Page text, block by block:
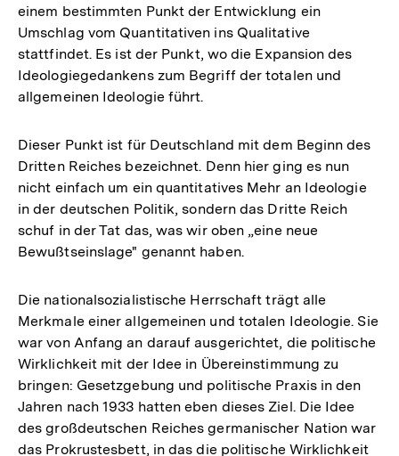
einem bestimmten Punkt der Entwicklung ein
Umschlag vom Quantitativen ins Qualitative
stattfindet. Es ist der Punkt, wo die Expansion des
Ideologiegedankens zum Begriff der totalen und
allgemeinen Ideologie führt.
Dieser Punkt ist für Deutschland mit dem Beginn des
Dritten Reiches bezeichnet. Denn hier ging es nun
nicht einfach um ein quantitatives Mehr an Ideologie
in der deutschen Politik, sondern das Dritte Reich
schuf in der Tat das, was wir oben „eine neue
Bewußtseinslage" genannt haben.
Die nationalsozialistische Herrschaft trägt alle
Merkmale einer allgemeinen und totalen Ideologie. Sie
war von Anfang an darauf ausgerichtet, die politische
Wirklichkeit mit der Idee in Übereinstimmung zu
bringen: Gesetzgebung und politische Praxis in den
Jahren nach 1933 hatten eben dieses Ziel. Die Idee
des großdeutschen Reiches germanischer Nation war
das Prokrustesbett, in das die politische Wirklichkeit
Zum